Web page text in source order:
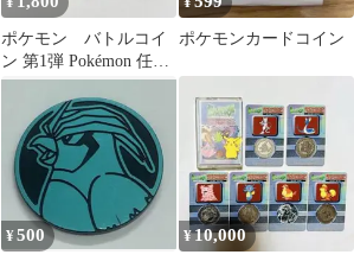
ポケモン バトルコイ
ン 第1弾 Pokémon 任天
堂漢字刻印 5種6枚
ポケモンカードコイン
¥500 ¥10,000